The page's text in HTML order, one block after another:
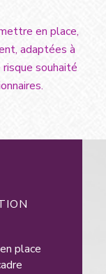
en place,
adaptées à
souhaité
place